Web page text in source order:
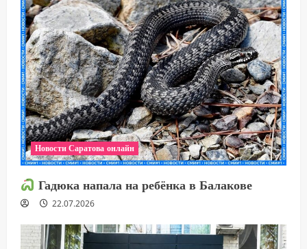
Новости Саратова онлайн
Гадюка напала на ребёнка в Балакове
22.07.2026